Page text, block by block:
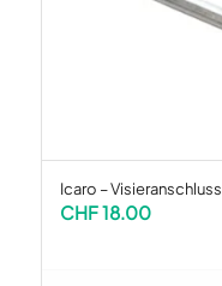
Icaro – Visieranschluss
CHF18.00